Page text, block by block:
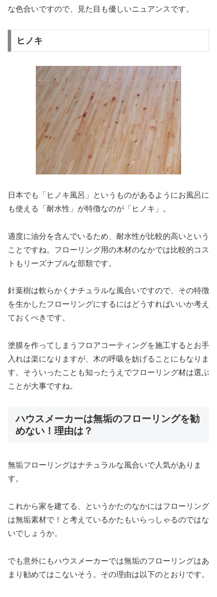
な色合いですので、見た目も優しいニュアンスです。
ヒノキ
日本でも「ヒノキ風呂」というものがあるようにお風呂に
も使える「耐水性」が特徴なのが「ヒノキ」。
適度に油分を含んでいるため、耐水性が比較的高いという
ことですね。フローリング用の木材のなかでは比較的コス
トもリーズナブルな部類です。
針葉樹は軟らかくナチュラルな風合いですので、その特徴
を生かしたフローリングにするにはどうすればいいか考え
ておくべきです。
塗膜を作ってしまうフロアコーティングを施工するとお手
入れは楽になりますが、木の呼吸を妨げることにもなりま
す。そういったことも知ったうえでフローリング材は選ぶ
ことが大事ですね。
ハウスメーカーは無垢のフローリングを勧
めない！理由は？
無垢フローリングはナチュラルな風合いで人気がありま
す。
これから家を建てる、というかたのなかにはフローリング
は無垢素材で！と考えているかたもいらっしゃるのではな
いでしょうか。
でも意外にもハウスメーカーでは無垢のフローリングはあ
まり勧めてはこないそう。その理由は以下のとおりです。